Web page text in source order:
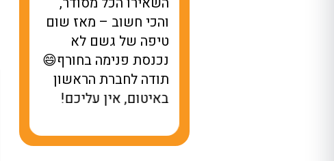
והכי חשוב – מאז שום
טיפה של גשם לא
נכנסת פנימה בחורף😄
תודה לחברת הראשון
באיטום, אין עליכם!